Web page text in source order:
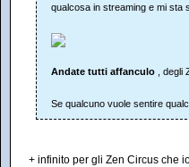
qualcosa in streaming e mi sta
Andate tutti affanculo , degli
Se qualcuno vuole sentire
+ infinito per gli Zen Circus che